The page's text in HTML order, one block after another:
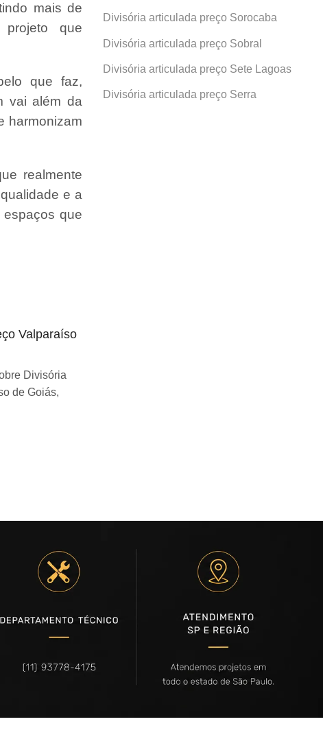
mais de
que
que faz,
vai além da
harmonizam
realmente
e a
que
Valparaíso
Divisória
de Goiás,
Divisória articulada preço Sorocaba
Divisória articulada preço Sobral
Divisória articulada preço Sete Lagoas
Divisória articulada preço Serra